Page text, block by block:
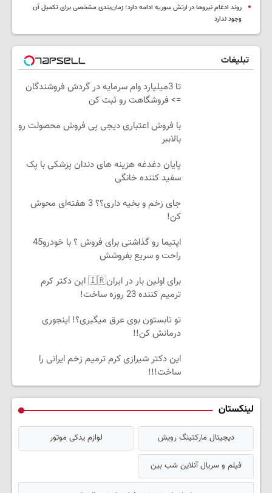
روند ادغام نیروها در ارتش سوریه ادامه دارد؛ زمان‌بندی مشخصی برای تکمیل آن
وجود ندارد
تبلیغات
تا 3میلیارد وام سرمایه در گردش فروشندگان
=> فروشگاهت رو ثبت کن
با فروش اعتباری دیجی پی فروش محصولت رو
بالاببر
پایان دغدغه هزینه های دندان پزشکی با پک
سفید کننده خانگی
جای زخم و بخیه داری؟؟ 3 هفته‌ای محوش
کن!
اپتیما رو گذاشتی برای فروش ؟ با خودرو45
راحت و سریع بفروشش
برای اولین بار در ایران🇮🇷 این دکتر کرم
ترمیم کننده 23 روزه ساخت!
تو تابستون بوی عرق میگیری؟! اینجوری
درمانش کن!!
این دکتر شیرازی کرم ترمیم زخم ایرانی را
ساخت!!!
لینکستان
دیجیتال مارکتینگ رویش لوازم یدکی موتور
فیلم و سریال آنلاین شب بین